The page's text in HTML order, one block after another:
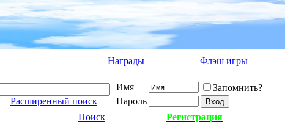
Награды Флэш игры
Расширенный поиск
Имя
Запомнить?
Пароль
Поиск Регистрация